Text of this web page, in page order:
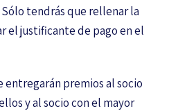
tendrás que rellenar la
el justificante de pago en el
entregarán premios al socio
y al socio con el mayor